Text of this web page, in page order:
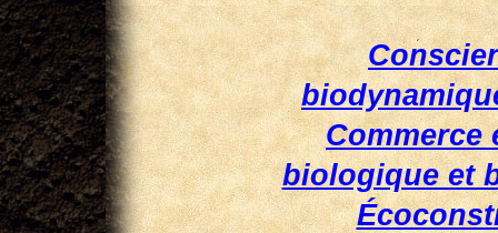
Commerce
biologique et